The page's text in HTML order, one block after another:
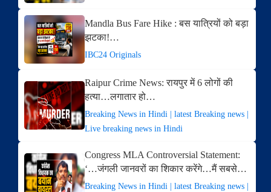
Mandla Bus Fare Hike : बस यात्रियों को बड़ा
झटका!…
IBC24 Originals
Raipur Crime News: रायपुर में 6 लोगों की
हत्या…लगातार हो…
Breaking News in Hindi | latest Breaking news |
Live breaking news in Hindi
Congress MLA Controversial Statement:
‘…जंगली जानवरों का शिकार करेंगे…मैं सबसे…
Breaking News in Hindi | latest Breaking news |